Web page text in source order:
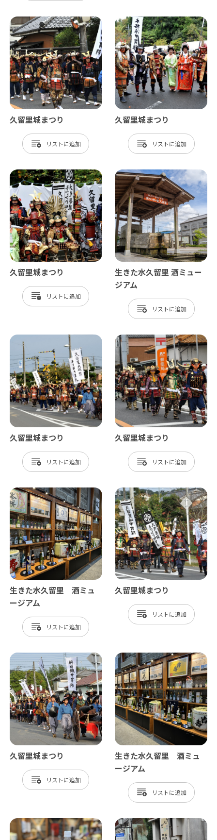
久留里城まつり
リスト
久留里城まつり
リスト
久留里城まつり
リスト
生きた水久留里 酒ミュー
ジアム
リスト
久留里城まつり
リスト
久留里城まつり
リスト
生きた水久留里 酒ミュ
ージアム
リスト
久留里城まつり
リスト
久留里城まつり
リスト
生きた水久留里 酒ミュ
ージアム
リスト